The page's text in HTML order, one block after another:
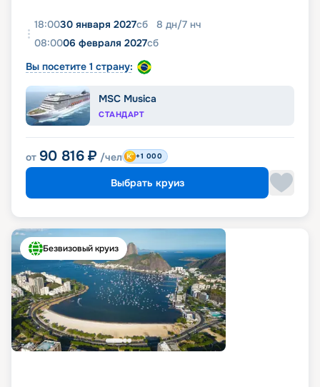
18:0030 января 2027сб 8 дн/7 нч
08:0006 февраля 2027сб
Вы посетите 1 страну:
MSC Musica
СТАНДАРТ
от 90 816 ₽ /чел +1 000
Выбрать круиз
Безвизовый круиз